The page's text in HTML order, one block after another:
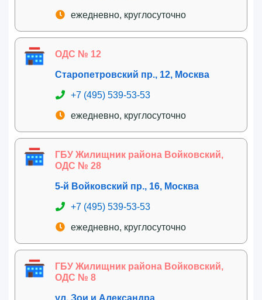
ежедневно, круглосуточно
ОДС № 12
Старопетровский пр., 12, Москва
+7 (495) 539-53-53
ежедневно, круглосуточно
ГБУ Жилищник района Войковский,
ОДС № 28
5-й Войковский пр., 16, Москва
+7 (495) 539-53-53
ежедневно, круглосуточно
ГБУ Жилищник района Войковский,
ОДС № 8
ул. Зои и Александра